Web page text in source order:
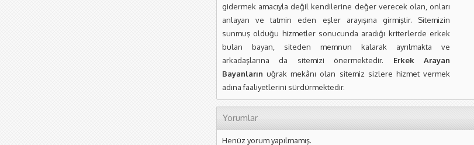
gidermek amacıyla değil kendilerine değer verecek olan, onları
anlayan ve tatmin eden eşler arayışına girmiştir. Sitemizin
sunmuş olduğu hizmetler sonucunda aradığı kriterlerde erkek
bulan bayan, siteden memnun kalarak ayrılmakta ve
arkadaşlarına da sitemizi önermektedir. Erkek Arayan
Bayanların uğrak mekânı olan sitemiz sizlere hizmet vermek
adına faaliyetlerini sürdürmektedir.
Yorumlar
Henüz yorum yapılmamış.